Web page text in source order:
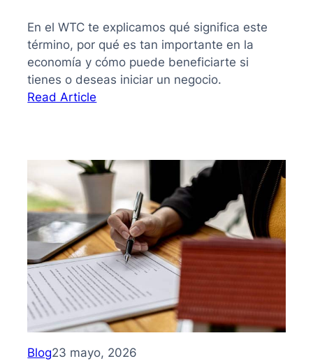
En el WTC te explicamos qué significa este
término, por qué es tan importante en la
economía y cómo puede beneficiarte si
tienes o deseas iniciar un negocio.
Read Article
Guía
clara
para
entender
su
importancia
y
beneficios
Blog23 mayo, 2026